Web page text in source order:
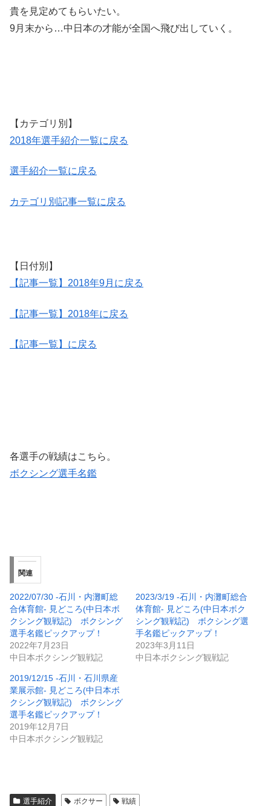
貴を見定めてもらいたい。
9月末から…中日本の才能が全国へ飛び出していく。
【カテゴリ別】
2018年選手紹介一覧に戻る
選手紹介一覧に戻る
カテゴリ別記事一覧に戻る
【日付別】
【記事一覧】2018年9月に戻る
【記事一覧】2018年に戻る
【記事一覧】に戻る
各選手の戦績はこちら。
ボクシング選手名鑑
関連
2022/07/30 -石川・内灘町総
合体育館- 見どころ(中日本ボ
クシング観戦記) ボクシング
選手名鑑ピックアップ！
2022年7月23日
中日本ボクシング観戦記
2023/3/19 -石川・内灘町総合
体育館- 見どころ(中日本ボク
シング観戦記) ボクシング選
手名鑑ピックアップ！
2023年3月11日
中日本ボクシング観戦記
2019/12/15 -石川・石川県産
業展示館- 見どころ(中日本ボ
クシング観戦記) ボクシング
選手名鑑ピックアップ！
2019年12月7日
中日本ボクシング観戦記
選手紹介 ボクサー 戦績